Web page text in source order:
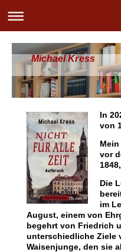
Michael Kress
In
von
vor
1848,
Die
im
August, einem von
begehrt von Friedrich
unterschiedliche Ziele
Waisenjunge, den sie